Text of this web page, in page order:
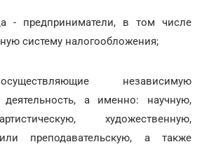
- предприниматели, в том числе
систему налогообложения;
независимую
деятельность, а именно: научную,
художественную,
преподавательскую, а также